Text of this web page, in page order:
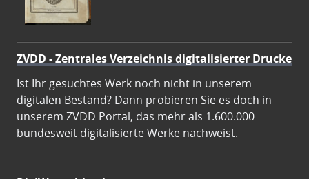
ZVDD - Zentrales Verzeichnis digitalisierter Drucke
Ist Ihr gesuchtes Werk noch nicht in unserem
digitalen Bestand? Dann probieren Sie es doch in
unserem ZVDD Portal, das mehr als 1.600.000
bundesweit digitalisierte Werke nachweist.